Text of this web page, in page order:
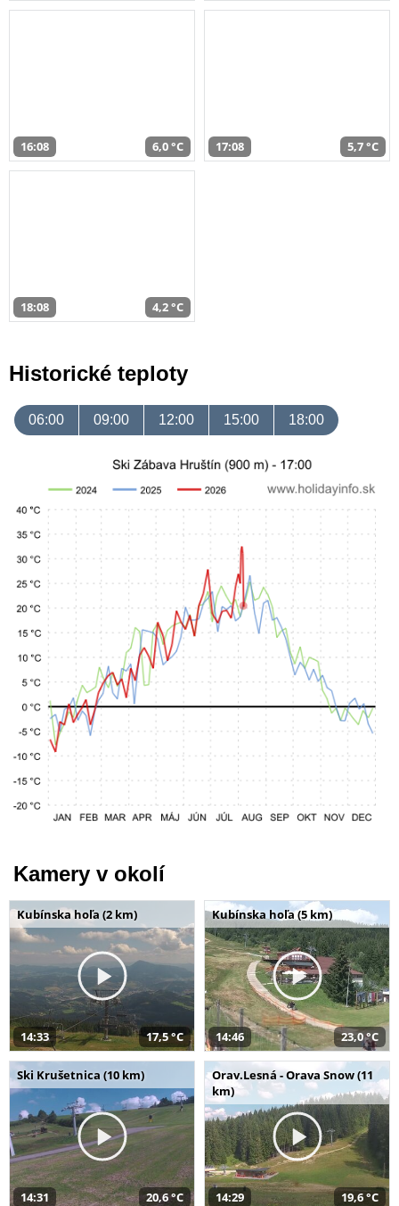
16:08 6,0 °C 17:08 5,7 °C
18:08 4,2 °C
Historické teploty
06:00 09:00 12:00 15:00 18:00
Kamery v okolí
Kubínska hoľa (2 km)
14:33 17,5 °C
Kubínska hoľa (5 km)
14:46 23,0 °C
Ski Krušetnica (10 km)
14:31 20,6 °C
Orav.Lesná - Orava Snow (11
km)
14:29 19,6 °C